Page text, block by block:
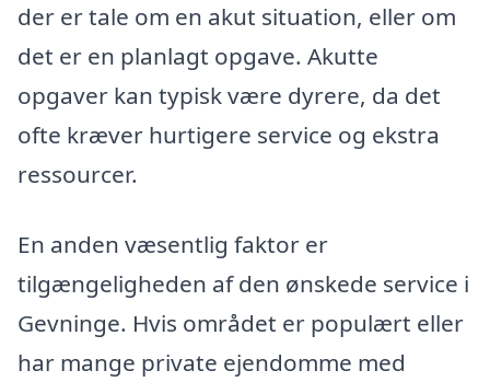
der er tale om en akut situation, eller om
det er en planlagt opgave. Akutte
opgaver kan typisk være dyrere, da det
ofte kræver hurtigere service og ekstra
ressourcer.
En anden væsentlig faktor er
tilgængeligheden af den ønskede service i
Gevninge. Hvis området er populært eller
har mange private ejendomme med